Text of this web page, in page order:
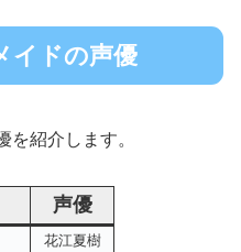
イドの声優
を紹介します。
声優
花江夏樹